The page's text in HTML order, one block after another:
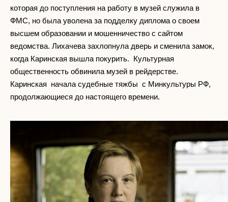
которая до поступления на работу в музей служила в
ФМС, но была уволена за подделку диплома о своем
высшем образовании и мошенничество с сайтом
ведомства. Лихачева захлопнула дверь и сменила замок,
когда Каринская вышла покурить. Культурная
общественность обвинила музей в рейдерстве.
Каринская начала судебные тяжбы с Минкультуры РФ,
продолжающиеся до настоящего времени.